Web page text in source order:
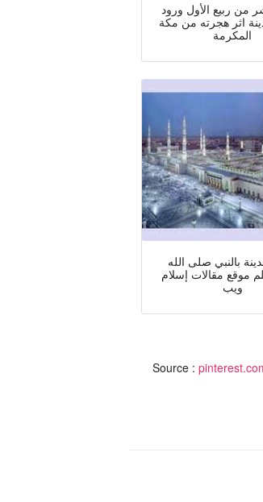
من ربيع الأول ورود
اثر هجرته من مكة
المكرمة
بالنبي صلى الله
موقع مقالات إسلام
ويب
Source :